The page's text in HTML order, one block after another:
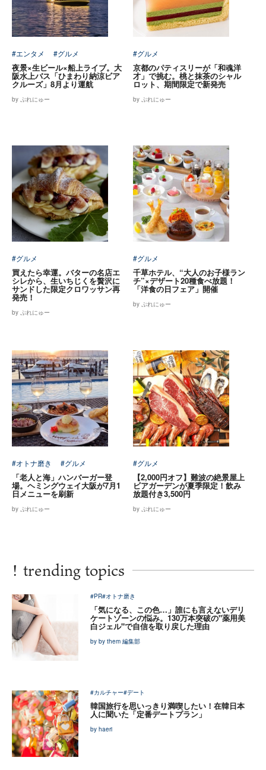
#エンタメ #グルメ
夜景×生ビール×船上ライブ。大
阪水上バス「ひまわり納涼ビア
クルーズ」8月より運航
by ぷれにゅー
#グルメ
京都のパティスリーが「和魂洋
才」で挑む。桃と抹茶のシャル
ロット、期間限定で新発売
by ぷれにゅー
#グルメ
買えたら幸運。バターの名店エ
シレから、生いちじくを贅沢に
サンドした限定クロワッサン再
発売！
by ぷれにゅー
#グルメ
千草ホテル、“大人のお子様ラン
チ”×デザート20種食べ放題！
「洋食の日フェア」開催
by ぷれにゅー
#オトナ磨き #グルメ
「老人と海」ハンバーガー登
場。ヘミングウェイ大阪が7月1
日メニューを刷新
by ぷれにゅー
#グルメ
【2,000円オフ】難波の絶景屋上
ビアガーデンが夏季限定！飲み
放題付き3,500円
by ぷれにゅー
! trending topics
#PR#オトナ磨き
「気になる、この色…」誰にも言えないデリ
ケートゾーンの悩み。130万本突破の"薬用美
白ジェル"で自信を取り戻した理由
by by them 編集部
#カルチャー#デート
韓国旅行を思いっきり満喫したい！在韓日本
人に聞いた「定番デートプラン」
by haeri